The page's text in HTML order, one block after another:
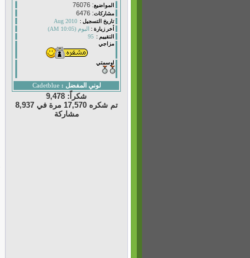
المواضيع: 76076
مشاركات: 6476
تاريخ التسجيل : Aug 2010
أخر زيارة : اليوم (10:05 AM)
التقييم : 95
مزاجي
اوسمتي
لوني المفضل :Cadetblue
شكراً: 9,478
تم شكره 17,570 مرة في 8,937
مشاركة